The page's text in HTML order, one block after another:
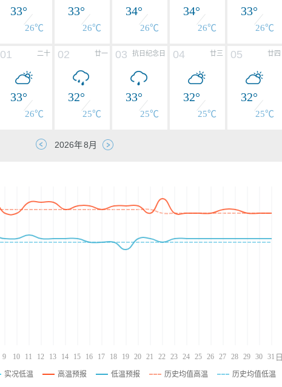
33°
26℃
33°
26℃
34°
26℃
34°
26℃
33°
26℃
二十
01
33°
26℃
廿一
02
32°
25℃
抗日纪念日
03
33°
25℃
廿三
04
32°
25℃
廿四
05
32°
25℃
9 10 11 12 13 14 15 16 17 18 19 20 21 22 23 24 25 26 27 28 29 30 31 日
实况低温 高温预报 低温预报 历史均值高温 历史均值低温